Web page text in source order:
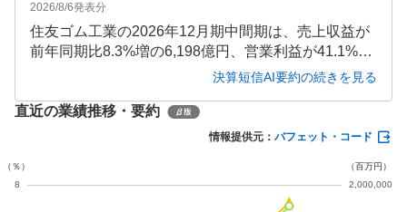
2026/8/6発表分
住友ゴム工業の2026年12月期中間期は、売上収益が
前年同期比8.3%増の6,198億円、営業利益が41.1%増
の381億円、親会社帰属の中間利益が79.9%増の259
ランドの欧州展開が寄与したタイヤ事業が牽引した
一方、通期予想では事業利益が下方修正されていま
決算短信AI要約の続きを見る
直近の業績推移・要約
情報提供元： バフェット・コード